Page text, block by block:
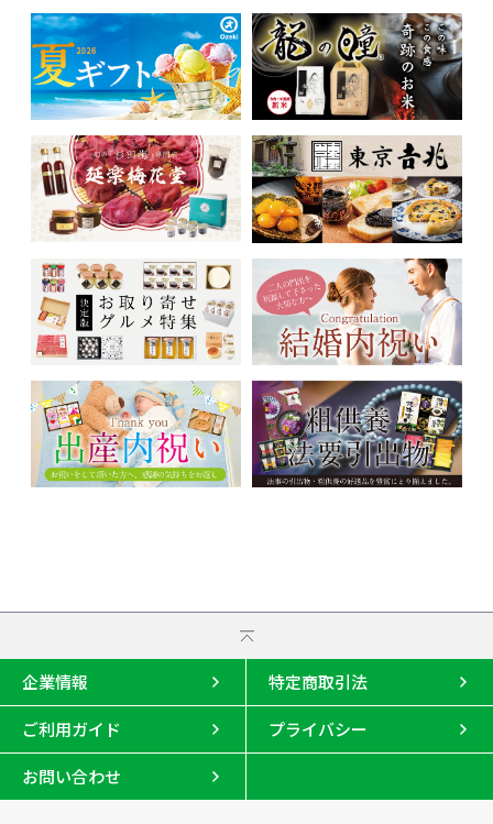
企業情報 特定商取引法
ご利用ガイド プライバシー
お問い合わせ